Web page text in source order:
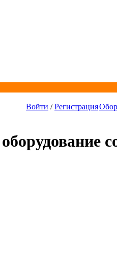
Войти /Регистрация